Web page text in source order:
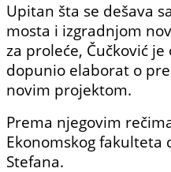
Upitan šta se dešava
mosta i izgradnjom
za proleće, Čučković
dopunio elaborat o
novim projektom.
Prema njegovim
Ekonomskog fakulteta
Stefana.